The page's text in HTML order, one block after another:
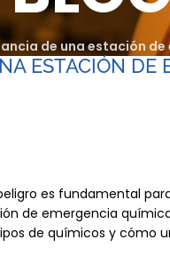
de una estación
ESTACIÓN DE
es fundamental
de emergencia
de químicos y